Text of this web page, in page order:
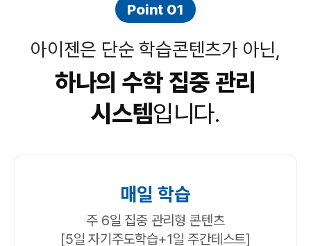
Point 01
아이젠은 단순 학습콘텐츠가 아닌,
하나의 수학 집중 관리
시스템입니다.
매일 학습
주 6일 집중 관리형 콘텐츠
[5일 자기주도학습+1일 주간테스트]